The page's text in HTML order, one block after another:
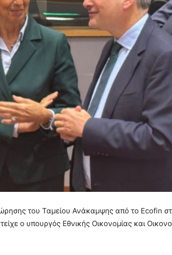
του Ταμείου Ανάκαμψης από το Ecofin
ο υπουργός Εθνικής Οικονομίας και